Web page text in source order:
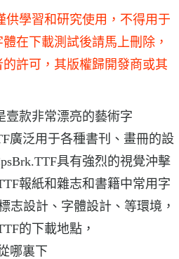
供學習和研究使用，不得用于
在下載測試後請馬上刪除，
許可，其版權歸開發商或其
壹款非常漂亮的藝術字
廣泛用于各種書刊、畫冊的設
具有強烈的視覺沖擊
報紙和雜志和書籍中常用字
志設計、字體設計、等環境，
的下載地點，
哪裏下